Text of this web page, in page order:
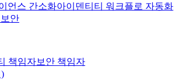
언스 간소화아이덴티티 워크플로 자동화
안
책임자보안 책임자